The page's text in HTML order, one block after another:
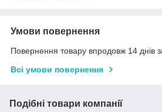
Умови повернення
Повернення товару впродовж 14 днів
Всі умови повернення
Подібні товари компанії